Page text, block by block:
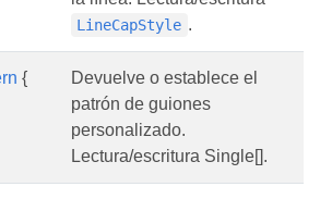
LineCapStyle .
{
Devuelve o establece el
patrón de guiones
personalizado.
Lectura/escritura Single[].